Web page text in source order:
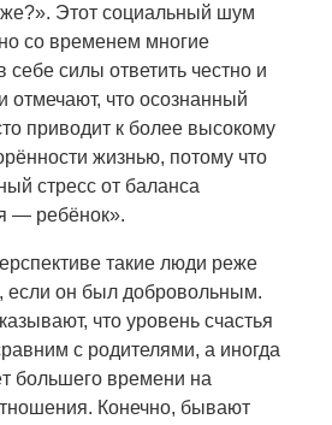
же?». Этот социальный шум
со временем многие
себе силы ответить честно и
отмечают, что осознанный
приводит к более высокому
жизнью, потому что
стресс от баланса
— ребёнок».
такие люди реже
он был добровольным.
что уровень счастья
с родителями, а иногда
большего времени на
Конечно, бывают